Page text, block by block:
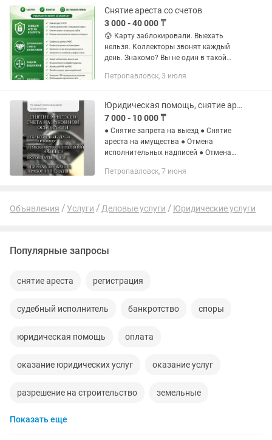
Снятие ареста со счетов
3 000 - 40 000 ₸
😰 Карту заблокировали. Выехать
нельзя. Коллекторы звонят каждый
день. Знакомо? Вы не один в такой
людям: → Снять арест с карты и счёта
Петропавловск, 3 июля
Юридическая помощь, снятие арестов, списание, график
7 000 - 10 000 ₸
● Снятие запрета на выезд ● Снятие
ареста на имущества ● Отмена
исполнительных надписей ● Отмена
лишенных лицензии ● Составление
Петропавловск, 7 июня
Объявления Услуги Деловые услуги Юридические услуги
Популярные запросы
снятие ареста регистрация
судебный исполнитель банкротство споры
юридическая помощь оплата
оказание юридических услуг оказание услуг
разрешение на строительство земельные
составление договоров
Показать еще